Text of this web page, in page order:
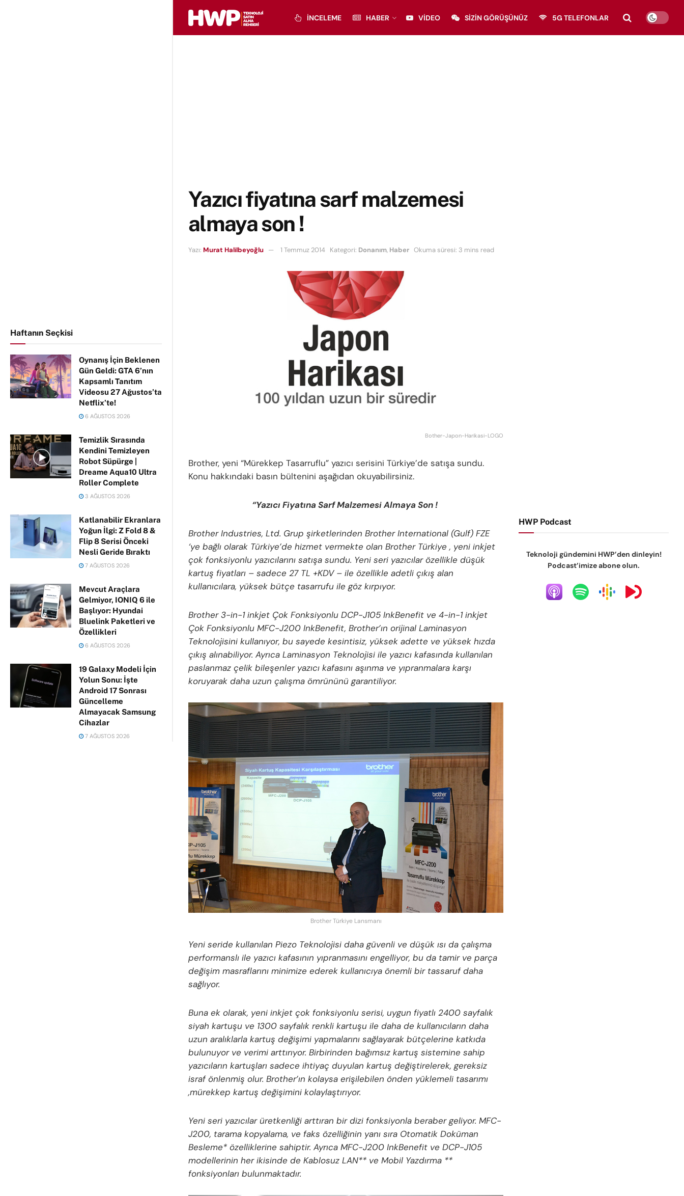
Haftanın Seçkisi
Oynanış İçin Beklenen
Gün Geldi: GTA 6’nın
Kapsamlı Tanıtım
Videosu 27 Ağustos’ta
Netflix’te!
6 AĞUSTOS 2026
Temizlik Sırasında
Kendini Temizleyen
Robot Süpürge |
Dreame Aqua10 Ultra
Roller Complete
3 AĞUSTOS 2026
Katlanabilir Ekranlara
Yoğun İlgi: Z Fold 8 &
Flip 8 Serisi Önceki
Nesli Geride Bıraktı
7 AĞUSTOS 2026
Mevcut Araçlara
Gelmiyor, IONIQ 6 ile
Başlıyor: Hyundai
Bluelink Paketleri ve
Özellikleri
6 AĞUSTOS 2026
19 Galaxy Modeli İçin
Yolun Sonu: İşte
Android 17 Sonrası
Güncelleme
Almayacak Samsung
Cihazlar
7 AĞUSTOS 2026
İNCELEME HABER VIDEO SIZIN GÖRÜŞÜNÜZ 5G TELEFONLAR
Yazıcı fiyatına sarf malzemesi
almaya son !
Yazı: Murat Halilbeyoğlu 1 Temmuz 2014 Kategori: Donanım, Haber Okuma süresi: 3 mins read
Bother-Japon-Harikasi-LOGO
Brother, yeni “Mürekkep Tasarruflu” yazıcı serisini Türkiye’de satışa sundu.
Konu hakkındaki basın bültenini aşağıdan okuyabilirsiniz.
“Yazıcı Fiyatına Sarf Malzemesi Almaya Son !
Brother Industries, Ltd. Grup şirketlerinden Brother International (Gulf) FZE
‘ye bağlı olarak Türkiye’de hizmet vermekte olan Brother Türkiye , yeni inkjet
çok fonksiyonlu yazıcılarını satışa sundu. Yeni seri yazıcılar özellikle düşük
kartuş fiyatları – sadece 27 TL +KDV – ile özellikle adetli çıkış alan
kullanıcılara, yüksek bütçe tasarrufu ile göz kırpıyor.
Brother 3-in-1 inkjet Çok Fonksiyonlu DCP-J105 InkBenefit ve 4-in-1 inkjet
Çok Fonksiyonlu MFC-J200 InkBenefit, Brother’ın orijinal Laminasyon
Teknolojisini kullanıyor, bu sayede kesintisiz, yüksek adette ve yüksek hızda
çıkış alınabiliyor. Ayrıca Laminasyon Teknolojisi ile yazıcı kafasında kullanılan
paslanmaz çelik bileşenler yazıcı kafasını aşınma ve yıpranmalara karşı
koruyarak daha uzun çalışma ömrününü garantiliyor.
Brother Türkiye Lansmanı
Yeni seride kullanılan Piezo Teknolojisi daha güvenli ve düşük ısı da çalışma
performanslı ile yazıcı kafasının yıpranmasını engelliyor, bu da tamir ve parça
değişim masraflarını minimize ederek kullanıcıya önemli bir tassaruf daha
sağlıyor.
Buna ek olarak, yeni inkjet çok fonksiyonlu serisi, uygun fiyatlı 2400 sayfalık
siyah kartuşu ve 1300 sayfalık renkli kartuşu ile daha de kullanıcıların daha
uzun aralıklarla kartuş değişimi yapmalarını sağlayarak bütçelerine katkıda
bulunuyor ve verimi arttırıyor. Birbirinden bağımsız kartuş sistemine sahip
yazıcıların kartuşları sadece ihtiyaç duyulan kartuş değiştirelerek, gereksiz
israf önlenmiş olur. Brother’ın kolaysa erişilebilen önden yüklemeli tasarımı
,mürekkep kartuş değişimini kolaylaştırıyor.
Yeni seri yazıcılar üretkenliği arttıran bir dizi fonksiyonla beraber geliyor. MFC-
J200, tarama kopyalama, ve faks özelliğinin yanı sıra Otomatik Doküman
Besleme* özelliklerine sahiptir. Ayrıca MFC-J200 InkBenefit ve DCP-J105
modellerinin her ikisinde de Kablosuz LAN** ve Mobil Yazdırma **
fonksiyonları bulunmaktadır.
HWP Podcast
Teknoloji gündemini HWP’den dinleyin!
Podcast’imize abone olun.